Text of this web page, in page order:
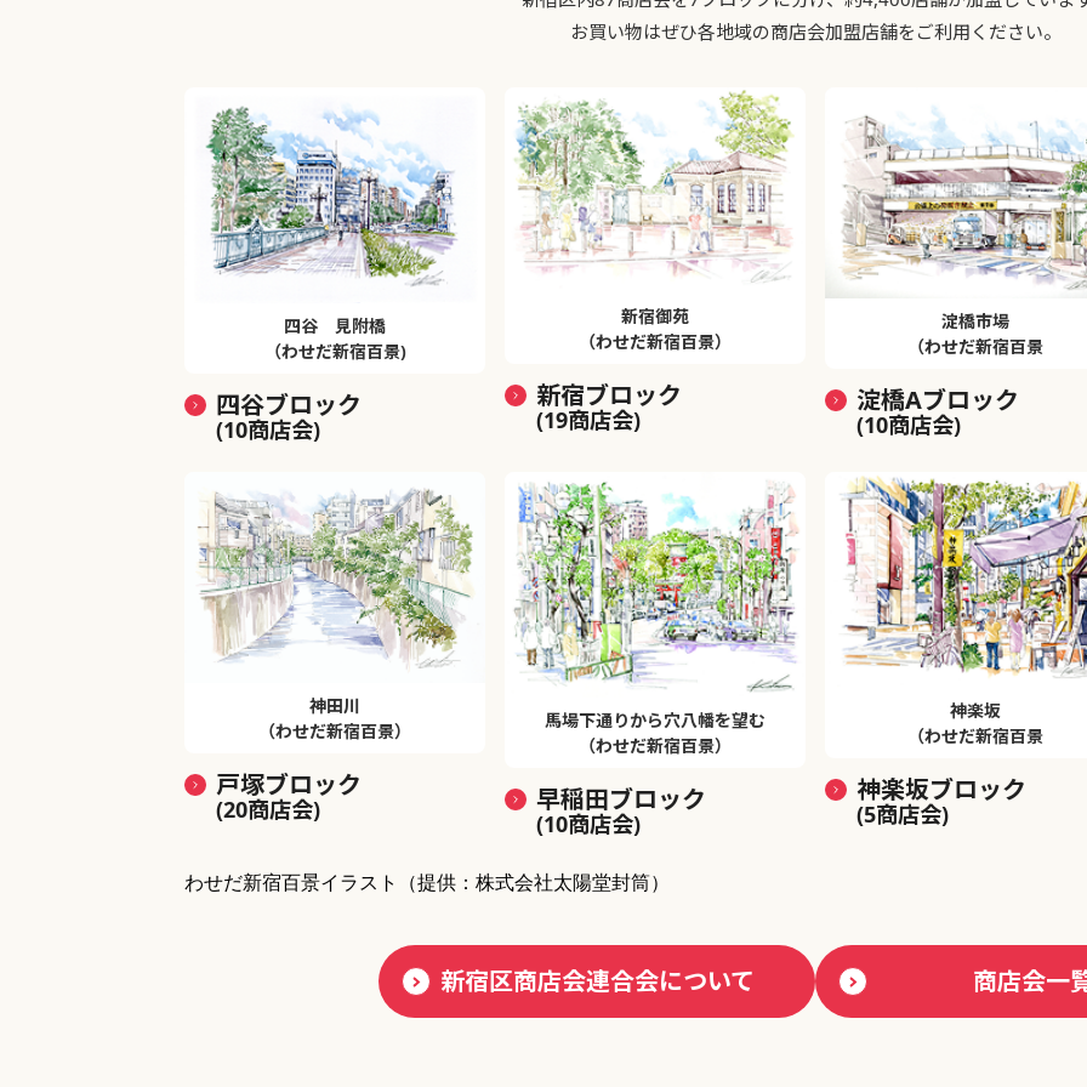
お買い物はぜひ各地域の商店会加盟店舗をご利用ください。
四谷 見附橋
（わせだ新宿百景)
四谷ブロック
(10商店会)
新宿御苑
（わせだ新宿百景）
新宿ブロック
(19商店会)
淀橋市場
（わせだ新宿百景
淀橋Aブロック
(10商店会)
神田川
（わせだ新宿百景）
戸塚ブロック
(20商店会)
馬場下通りから穴八幡を望む
（わせだ新宿百景）
早稲田ブロック
(10商店会)
神楽坂
（わせだ新宿百景
神楽坂ブロック
(5商店会)
わせだ新宿百景イラスト （提供：株式会社太陽堂封筒）
新宿区商店会連合会について 商店会一